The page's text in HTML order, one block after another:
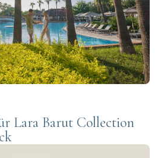
Lara Barut Collection